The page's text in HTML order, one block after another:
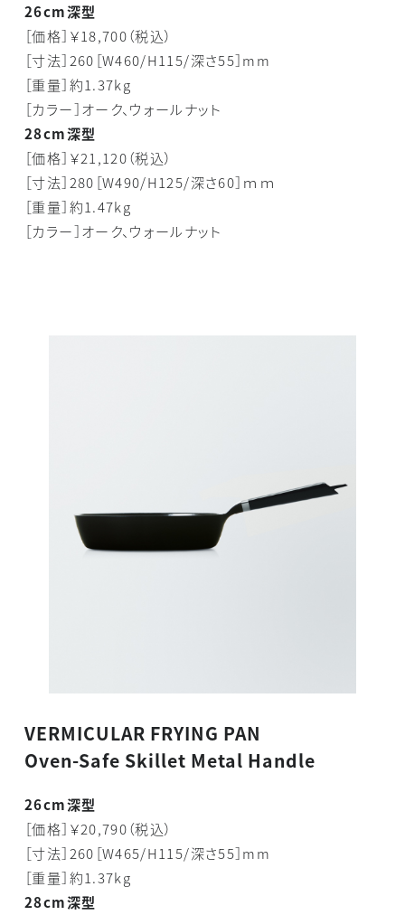
26cm深型
［価格］￥18,700（税込）
［寸法］260［W460/H115/深さ55］mm
［重量］約1.37kg
［カラー］オーク、ウォールナット
28cm深型
［価格］￥21,120（税込）
［寸法］280［W490/H125/深さ60］ｍｍ
［重量］約1.47kg
［カラー］オーク、ウォールナット
VERMICULAR FRYING PAN
Oven-Safe Skillet Metal Handle
26cm深型
［価格］￥20,790（税込）
［寸法］260［W465/H115/深さ55］mm
［重量］約1.37kg
28cm深型